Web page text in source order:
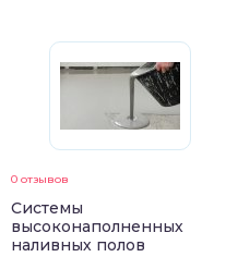
0 отзывов
Системы
высоконаполненных
наливных полов